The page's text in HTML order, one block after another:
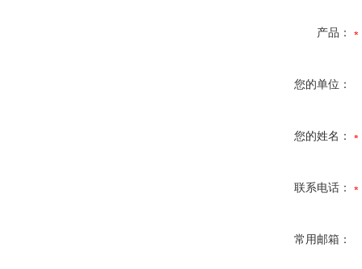
产品：
您的单位：
您的姓名：
联系电话：
常用邮箱：